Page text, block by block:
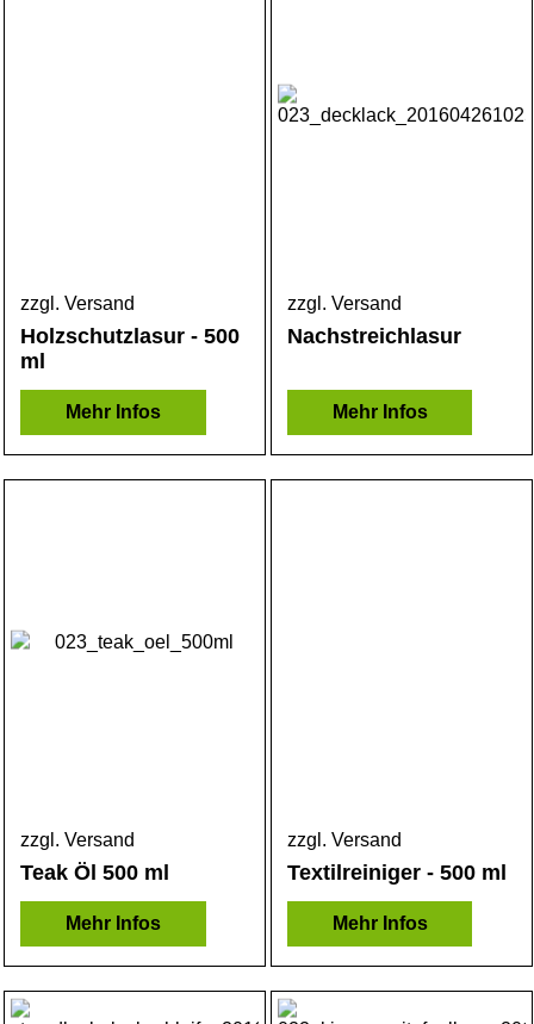
zzgl. Versand
Holzschutzlasur - 500
ml
Mehr Infos
zzgl. Versand
Nachstreichlasur
Mehr Infos
zzgl. Versand
Teak Öl 500 ml
Mehr Infos
zzgl. Versand
Textilreiniger - 500 ml
Mehr Infos